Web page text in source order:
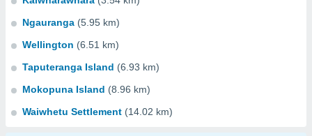
Ngauranga (5.95 km)
Wellington (6.51 km)
Taputeranga Island (6.93 km)
Mokopuna Island (8.96 km)
Waiwhetu Settlement (14.02 km)